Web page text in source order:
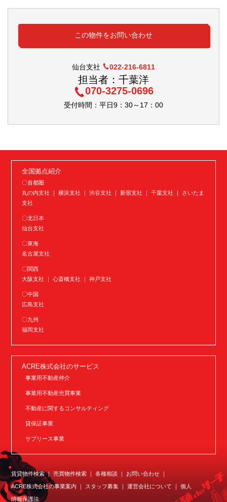
この物件をお問い合わせ
仙台支社 022-216-6811
担当者：千葉洋
070-3275-0696
受付時間：平日9：30～17：00
全国拠点紹介
〇首都圏
丸の内支社 ｜ 横浜支社 ｜ 渋谷支社 ｜ 新宿支社 ｜ 千葉支社 ｜ さいたま
支社
〇北日本
仙台支社
〇東海
名古屋支社
〇関西
大阪支社 ｜ 心斎橋支社 ｜ 神戸支社
〇中国
広島支社
〇九州
福岡支社
ACRE株式会社のサービス
事業用不動産仲介
事業用不動産売買事業
不動産に関するコンサルティング
貸保証事業
サブリース事業
賃貸物件検索 売買物件検索 各種相談 お問い合わせ
ACRE株式会社の事業案内 スタッフ募集 運営会社について 個人
情報保護法